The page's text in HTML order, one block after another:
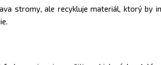
stromy, ale recykluje materiál, ktorý by